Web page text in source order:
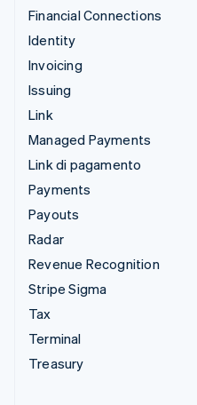
Financial Connections
Identity
Invoicing
Issuing
Link
Managed Payments
Link di pagamento
Payments
Payouts
Radar
Revenue Recognition
Stripe Sigma
Tax
Terminal
Treasury